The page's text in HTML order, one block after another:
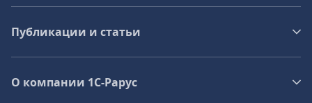
Публикации и статьи
О компании 1C-Рарус